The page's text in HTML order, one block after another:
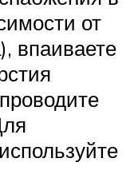
от
впаиваете